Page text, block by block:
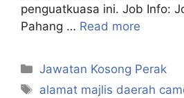
penguatkuasa ini. Job Info:
Pahang … Read more
Categories
Jawatan Kosong Perak
Tags
alamat majlis daerah